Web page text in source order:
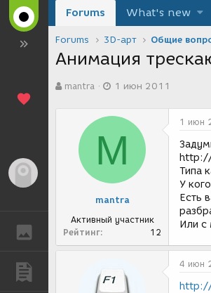
ГАЛЕРЕЯ
Forums What's new
Forums 3D-арт Общие
Анимация
в
mantra
а
а
о
з
д
и
я
1 июн 2011
M
mantra
Активный участник
Рейтинг
12
1 июн
Типа
У
Есть
Или с
4 июн